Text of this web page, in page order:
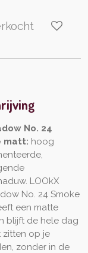
No. 24
matt: hoog
LOOkX
No. 24 Smoke
een matte
blijft de hele dag
zitten op je
zonder in de